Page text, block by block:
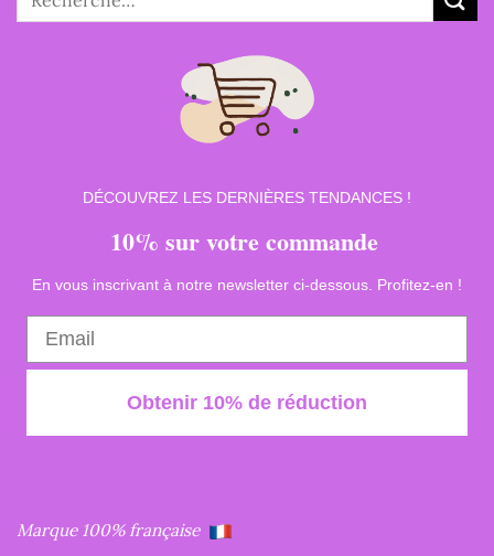
pour :
DÉCOUVREZ LES DERNIÈRES TENDANCES !
10% sur votre commande
En vous inscrivant à notre newsletter ci-dessous. Profitez-en !
Obtenir 10% de réduction
Marque 100% française